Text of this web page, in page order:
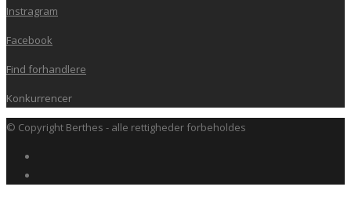
Instragram
Facebook
Find forhandlere
Konkurrencer
© Copyright Berthes - alle rettigheder forbeholdes